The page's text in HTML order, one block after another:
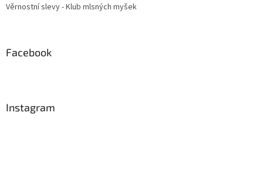
Věrnostní slevy - Klub mlsných myšek
Facebook
Instagram